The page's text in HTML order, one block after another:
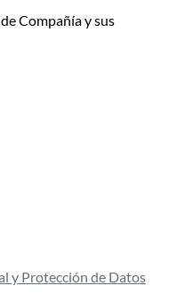
Compañía y sus
y Protección de Datos